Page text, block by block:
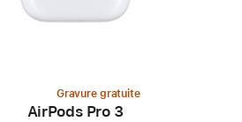
Gravure gratuite
AirPods Pro 3